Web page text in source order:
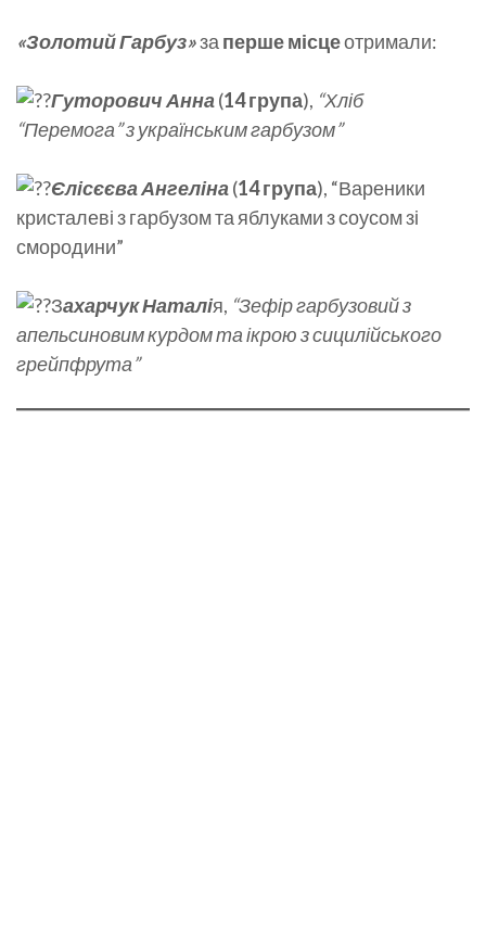
«Золотий Гарбуз»за перше місцеотримали:
Гуторович Анна(14 група), “Хліб
“Перемога” з українським гарбузом”
Єлісєєва Ангеліна(14 група), “Вареники
кристалеві з гарбузом та яблуками з соусом зі
смородини”
Захарчук Наталія, “Зефір гарбузовий з
апельсиновим курдом та ікрою з сицилійського
грейпфрута”